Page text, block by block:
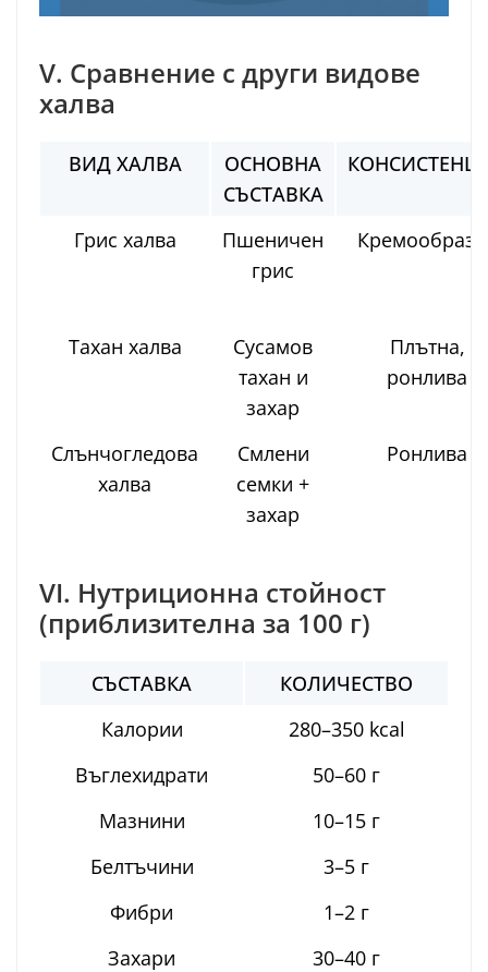
V. Сравнение с други видове
халва
ВИД ХАЛВА
ОСНОВНА
СЪСТАВКА
Грис халва
Пшеничен
грис
Тахан халва
Сусамов
тахан и
захар
Плътна,
ронлива
Слънчогледова
халва
Смлени
семки +
захар
Ронлива
VI. Нутриционна стойност
(приблизителна за 100 г)
СЪСТАВКА
КОЛИЧЕСТВО
Калории
280–350 kcal
Въглехидрати
50–60 г
Мазнини
10–15 г
Белтъчини
3–5 г
Фибри
1–2 г
Захари
30–40 г